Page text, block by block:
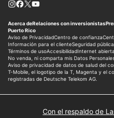
Con el respaldo de